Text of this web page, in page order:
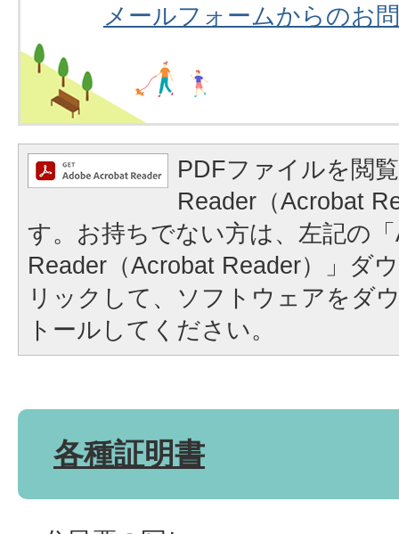
メールフォームからのお
PDFファイルを閲
Reader（Acrobat
す。お持ちでない方は、左記の
Reader（Acrobat Reader）」ダ
リックして、ソフトウェアをダ
トールしてください。
各種証明書